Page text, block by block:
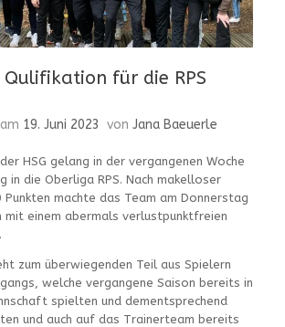
Qulifikation für die RPS
19. Juni 2023 von Jana Baeuerle
HSG gelang in der vergangenen Woche
in die Oberliga RPS. Nach makelloser
Punkten machte das Team am Donnerstag
mit einem abermals verlustpunktfreien
zum überwiegenden Teil aus Spielern
welche vergangene Saison bereits in
spielten und dementsprechend
und auch auf das Trainerteam bereits